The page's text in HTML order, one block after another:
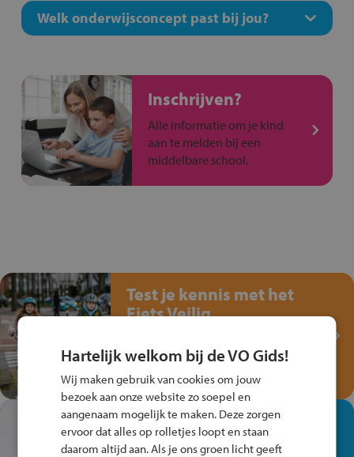
Welk onderwijsconcept past bij jou?
Inschrijven?
Alle informatie om je kind
aan te melden bij een
middelbare school.
Test je kennis met het
Fiets Veilig
Speel het Fiets Veilig Verkeersspel
en win een Cortina-fiets!
In de winkel ben je op je
plek!
Hartelijk welkom bij de VO Gids!
Wij maken gebruik van cookies om jouw
bezoek aan onze website zo soepel en
aangenaam mogelijk te maken. Deze zorgen
ervoor dat alles op rolletjes loopt en staan
daarom altijd aan. Als je ons groen licht geeft